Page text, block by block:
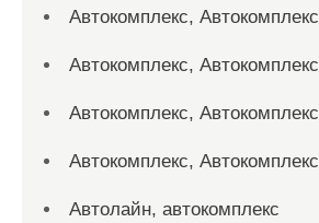
Автокомплекс, Автокомплекс
Автокомплекс, Автокомплекс
Автокомплекс, Автокомплекс
Автокомплекс, Автокомплекс
Автолайн, автокомплекс